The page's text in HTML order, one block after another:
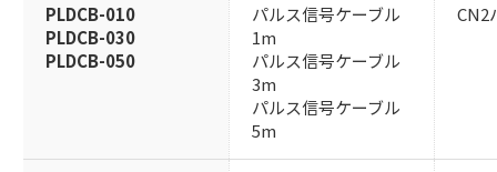
PLDCB-010
PLDCB-030
PLDCB-050
パルス信号ケーブル
1m
パルス信号ケーブル
3m
パルス信号ケーブル
5m
CN2